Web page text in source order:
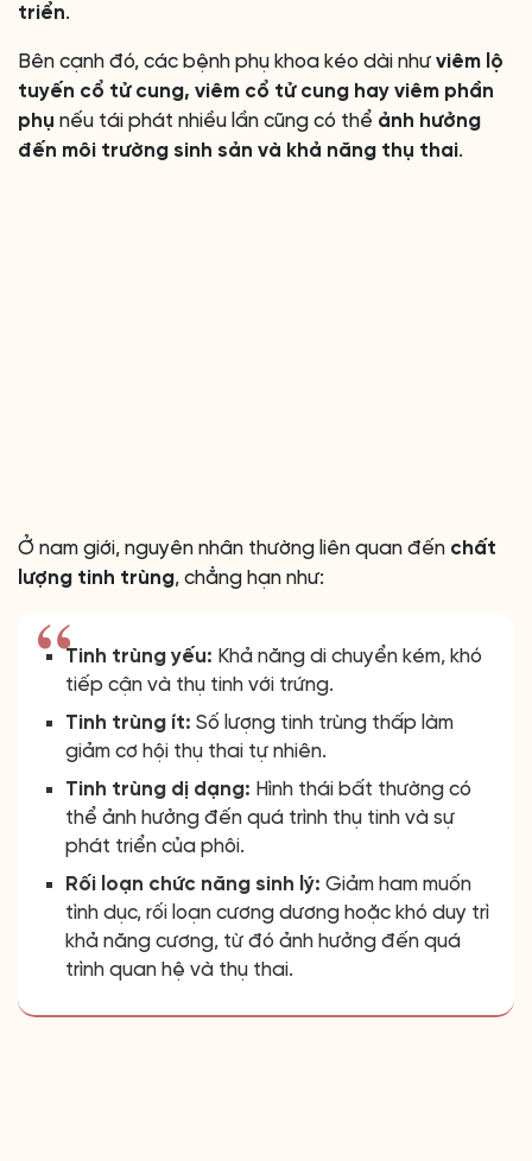
triển.
Bên cạnh đó, các bệnh phụ khoa kéo dài như viêm lộ
tuyến cổ tử cung, viêm cổ tử cung hay viêm phần
phụ nếu tái phát nhiều lần cũng có thể ảnh hưởng
đến môi trường sinh sản và khả năng thụ thai.
Ở nam giới, nguyên nhân thường liên quan đến chất
lượng tinh trùng, chẳng hạn như:
Tinh trùng yếu: Khả năng di chuyển kém, khó
tiếp cận và thụ tinh với trứng.
Tinh trùng ít: Số lượng tinh trùng thấp làm
giảm cơ hội thụ thai tự nhiên.
Tinh trùng dị dạng: Hình thái bất thường có
thể ảnh hưởng đến quá trình thụ tinh và sự
phát triển của phôi.
Rối loạn chức năng sinh lý: Giảm ham muốn
tình dục, rối loạn cương dương hoặc khó duy trì
khả năng cương, từ đó ảnh hưởng đến quá
trình quan hệ và thụ thai.